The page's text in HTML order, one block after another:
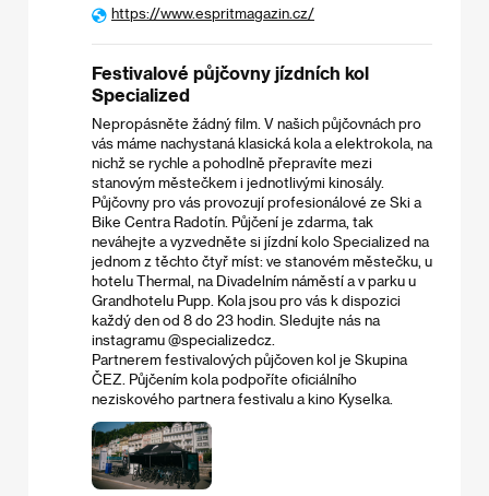
https://www.espritmagazin.cz/
Festivalové půjčovny jízdních kol
Specialized
Nepropásněte žádný film. V našich půjčovnách pro
vás máme nachystaná klasická kola a elektrokola, na
nichž se rychle a pohodlně přepravíte mezi
stanovým městečkem i jednotlivými kinosály.
Půjčovny pro vás provozují profesionálové ze Ski a
Bike Centra Radotín. Půjčení je zdarma, tak
neváhejte a vyzvedněte si jízdní kolo Specialized na
jednom z těchto čtyř míst: ve stanovém městečku, u
hotelu Thermal, na Divadelním náměstí a v parku u
Grandhotelu Pupp. Kola jsou pro vás k dispozici
každý den od 8 do 23 hodin. Sledujte nás na
instagramu @specializedcz.
Partnerem festivalových půjčoven kol je Skupina
ČEZ. Půjčením kola podpoříte oficiálního
neziskového partnera festivalu a kino Kyselka.